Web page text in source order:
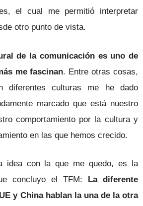
el cual me permitió interpretar
otro punto de vista.
de la comunicación es uno de
me fascinan. Entre otras cosas,
diferentes culturas me he dado
marcado que está nuestro
comportamiento por la cultura y
en las que hemos crecido.
idea con la que me quedo, es la
concluyo el TFM:
La diferente
y China hablan la una de la otra